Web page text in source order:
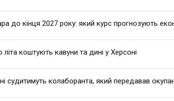
до кінця 2027 року: який курс прогнозують
літа коштують кавуни та дині у Херсоні
судитимуть колаборанта, який передавав